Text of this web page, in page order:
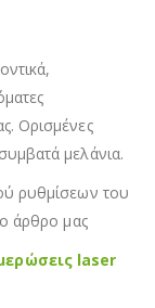
Ορισμένες
μελάνια.
ρυθμίσεων του
άρθρο μας
laser